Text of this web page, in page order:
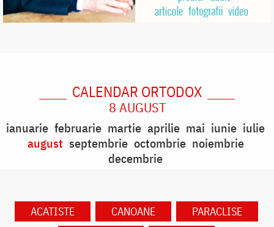
CALENDAR ORTODOX
8 AUGUST
ianuarie februarie martie aprilie mai iunie iulie
august septembrie octombrie noiembrie
decembrie
ACATISTE CANOANE
PARACLISE